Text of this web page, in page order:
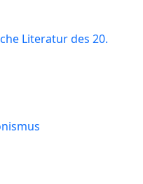
Literatur des 20.